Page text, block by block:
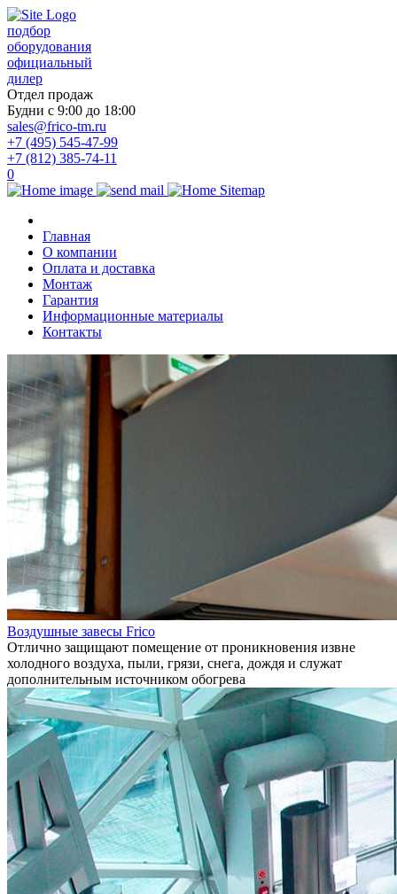
подбор
оборудования
официальный
дилер
Отдел продаж
Будни с 9:00 до 18:00
sales@frico-tm.ru
+7 (495) 545-47-99
+7 (812) 385-74-11
0
Главная
О компании
Оплата и доставка
Монтаж
Гарантия
Информационные материалы
Контакты
Воздушные завесы Frico
Отлично защищают помещение от проникновения извне
холодного воздуха, пыли, грязи, снега, дождя и служат
дополнительным источником обогрева